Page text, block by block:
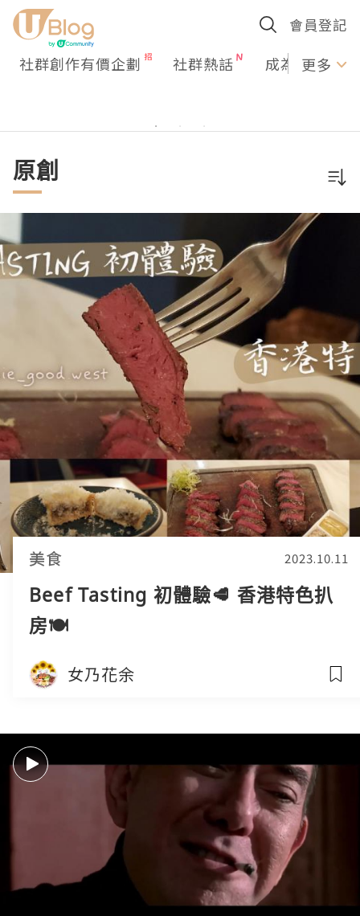
會員登記
社群創作有價企劃 社群熱話 成為U更多
原創
美食 2023.10.11
Beef Tasting 初體驗🥩 香港特色扒
房🍽
女乃花余